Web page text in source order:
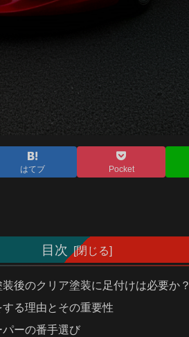
はてブ Pocket
目次
装後のクリア塗装に足付けは必要か？
する理由とその重要性
ーの番手選び